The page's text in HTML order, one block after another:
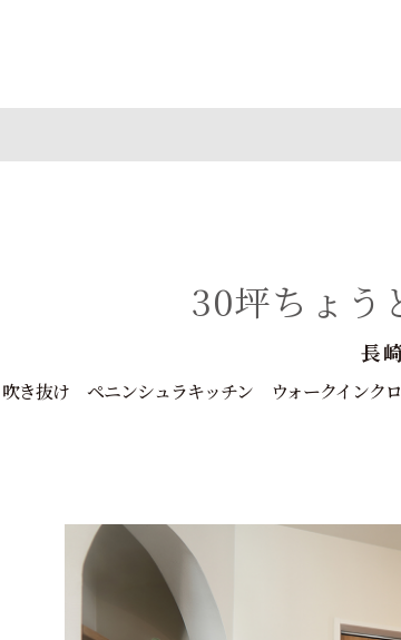
30坪ちょう
長
吹き抜け ペニンシュラキッチン ウォークインク